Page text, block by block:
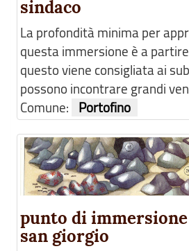
sindaco
La profondità minima per
questa immersione è a
questo viene consigliata ai
possono incontrare grandi
Comune:
Portofino
punto di
san giorgio